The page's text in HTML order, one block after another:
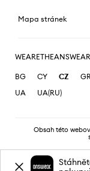
Mapa stránek
BG CY CZ GR
UA
UA(RU)
Obsah této